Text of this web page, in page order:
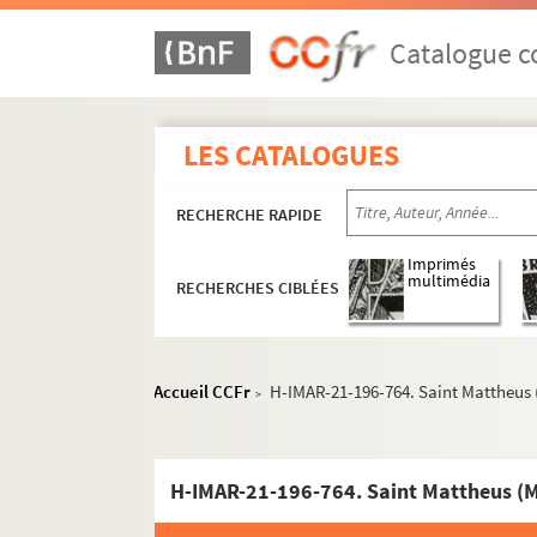
Catalogue
LES CATALOGUES
RECHERCHE RAPIDE
RECHERCHES CIBLÉES
Imprimés
multimédia
Accueil CCFr > H-IMAR-21-196-764. Saint
H-IMAR-21-196-764. Saint Mattheus
H-IMAR-21-103-378. Les apôtres de
Saint Jacques
Saint Thomas
Saint Barnabé
Saint Simon
Saint Mathias ou Matthias
Saint Barthelemy
Saint Marc
Saint Mathieu
H-IMAR-21-192-747. Saint